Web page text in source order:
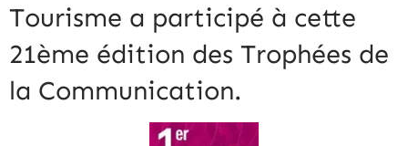
Tourisme a participé à cette
21ème édition des Trophées de
la Communication.